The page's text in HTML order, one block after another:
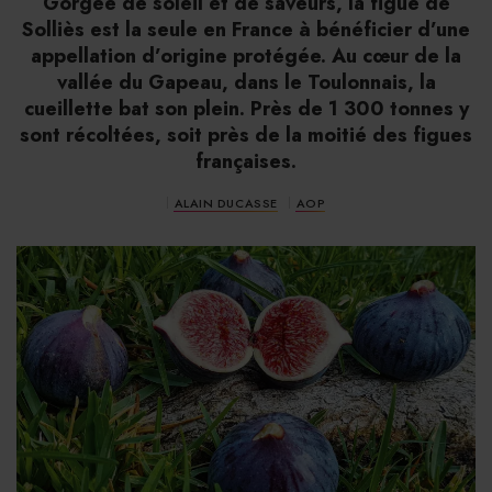
Solliès est la seule en France à bénéficier d’une
appellation d’origine protégée. Au cœur de la
vallée du Gapeau, dans le Toulonnais, la
cueillette bat son plein. Près de 1 300 tonnes y
sont récoltées, soit près de la moitié des figues
françaises.
ALAIN DUCASSE AOP